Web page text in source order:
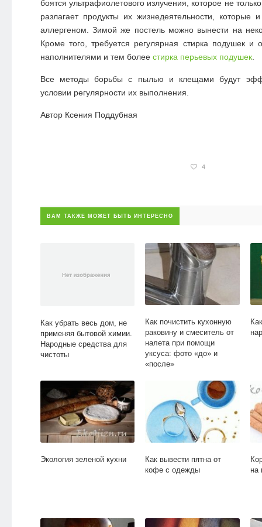
боятся ультрафиолетового излучения, которое не
разлагает продукты их жизнедеятельности, которые
аллергеном. Зимой же постель можно вынести на
Кроме того, требуется регулярная стирка подушек и
наполнителями и тем болеестирка перьевых подушек.
Все методыборьбы с пылью и клещами будут
условии регулярности их выполнения.
Автор Ксения Поддубная
4
ВАМ ТАКЖЕ МОЖЕТ БЫТЬ ИНТЕРЕСНО
Как убрать весь дом, не
применяя бытовой химии.
Народные средства для
чистоты
Как почистить кухонную
раковину и смеситель от
налета при помощи
уксуса: фото «до» и
«после»
Экология зеленой кухни
Как вывести пятна от
кофе с одежды
на